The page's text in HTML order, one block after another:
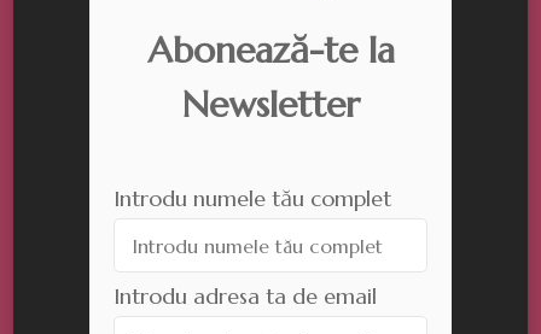
Abonează-te la
Newsletter
Introdu numele tău complet
Introdu adresa ta de email